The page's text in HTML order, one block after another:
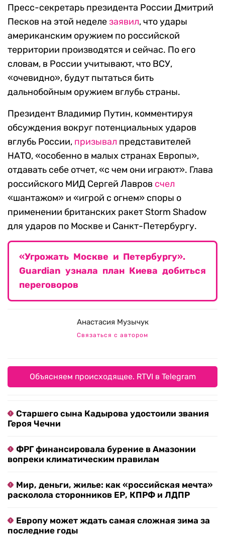
Пресс-секретарь президента России Дмитрий
Песков на этой неделезаявил, что удары
американским оружием по российской
территории производятся и сейчас. По его
словам, в России учитывают, что ВСУ,
«очевидно», будут пытаться бить
дальнобойным оружием вглубь страны.
Президент Владимир Путин, комментируя
обсуждения вокруг потенциальных ударов
вглубь России, призывал представителей
НАТО, «особенно в малых странах Европы»,
отдавать себе отчет, «с чем они играют». Глава
российского МИД Сергей Лавров счел
«шантажом» и «игрой с огнем» споры о
применении британских ракет Storm Shadow
для ударов по Москве и Санкт-Петербургу.
«Угрожать Москве и Петербургу».
Guardian узнала план Киева добиться
переговоров
Анастасия Музычук
Связаться с автором
Объясняем происходящее. RTVI в Telegram
Старшего сына Кадырова удостоили звания
Героя Чечни
ФРГ финансировала бурение в Амазонии
вопреки климатическим правилам
Мир, деньги, жилье: как «российская мечта»
расколола сторонников ЕР, КПРФ и ЛДПР
Европу может ждать самая сложная зима за
последние годы